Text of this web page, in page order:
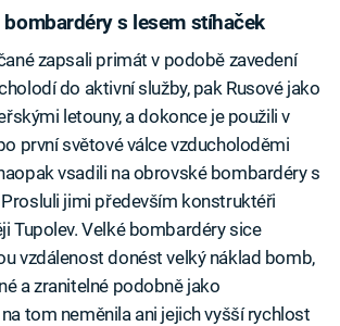
bombardéry s lesem stíhaček
zapsali primát v podobě zavedení
do aktivní služby, pak Rusové jako
letouny, a dokonce je použili v
první světové válce vzducholoděmi
vsadili na obrovské bombardéry s
jimi především konstruktéři
Tupolev. Velké bombardéry sice
vzdálenost donést velký náklad bomb,
a zranitelné podobně jako
tom neměnila ani jejich vyšší rychlost